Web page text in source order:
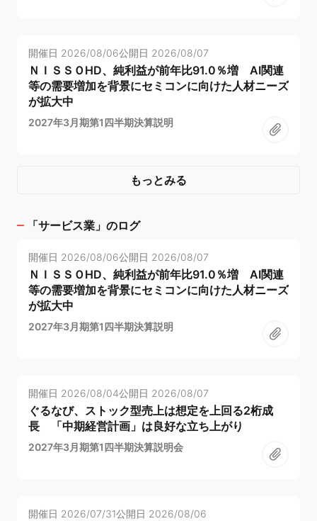
開催日 2026/08/06公開日 2026/08/07
ＮＩＳＳＯHD、純利益が前年比91.0％増 AI関連
等の需要増加を背景にセミコンに向けた人材ニーズ
が拡大中
2027年3月期第1四半期決算説明
もっとみる
「サービス業 」のログ
開催日 2026/08/06公開日 2026/08/07
ＮＩＳＳＯHD、純利益が前年比91.0％増 AI関連
等の需要増加を背景にセミコンに向けた人材ニーズ
が拡大中
2027年3月期第1四半期決算説明
開催日 2026/08/04公開日 2026/08/07
ぐるなび、ストック型売上は想定を上回る2桁成
長 「中期経営計画」は良好な立ち上がり
2027年3月期第1四半期決算説明会
開催日 2026/07/31公開日 2026/08/06